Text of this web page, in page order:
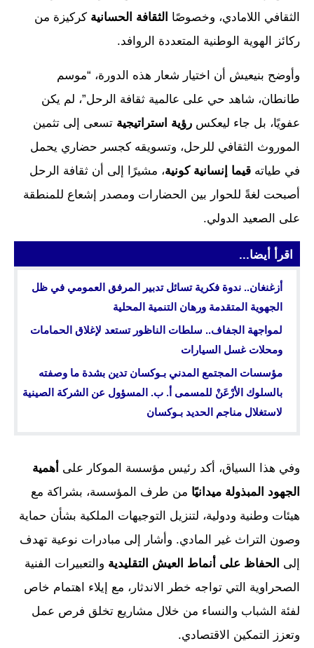
الثقافي اللامادي، وخصوصًا الثقافة الحسانية كركيزة من
ركائز الهوية الوطنية المتعددة الروافد.
وأوضح بنيعيش أن اختيار شعار هذه الدورة، “موسم
طانطان، شاهد حي على عالمية ثقافة الرحل”، لم يكن
عفويًا، بل جاء ليعكس رؤية استراتيجية تسعى إلى تثمين
الموروث الثقافي للرحل، وتسويقه كجسر حضاري يحمل
في طياته قيما إنسانية كونية، مشيرًا إلى أن ثقافة الرحل
أصبحت لغةً للحوار بين الحضارات ومصدر إشعاع للمنطقة
على الصعيد الدولي.
اقرأ أيضا...
أزغنغان.. ندوة فكرية تسائل تدبير المرفق العمومي في ظل
الجهوية المتقدمة ورهان التنمية المحلية
لمواجهة الجفاف.. سلطات الناظور تستعد لإغلاق الحمامات
ومحلات غسل السيارات
مؤسسات المجتمع المدني بـوكسان تدين بشدة ما وصفته
بالسلوك الأرْعَنْ للمسمى أ. ب. المسؤول عن الشركة الصينية
لاستغلال مناجم الحديد بـوكسان
وفي هذا السياق، أكد رئيس مؤسسة الموكار على أهمية
الجهود المبذولة ميدانيًا من طرف المؤسسة، بشراكة مع
هيئات وطنية ودولية، لتنزيل التوجيهات الملكية بشأن حماية
وصون التراث غير المادي. وأشار إلى مبادرات نوعية تهدف
إلى الحفاظ على أنماط العيش التقليدية والتعبيرات الفنية
الصحراوية التي تواجه خطر الاندثار، مع إيلاء اهتمام خاص
لفئة الشباب والنساء من خلال مشاريع تخلق فرص عمل
وتعزز التمكين الاقتصادي.